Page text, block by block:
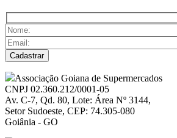
Associação Goiana de Supermercados
CNPJ 02.360.212/0001-05
Av. C-7, Qd. 80, Lote: Área Nº 3144,
Setor Sudoeste, CEP: 74.305-080
Goiânia - GO